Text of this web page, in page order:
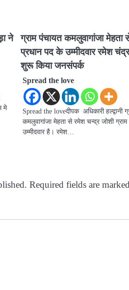
ने
मे
ग्राम पंचायत कमलुवागांजा मेहता
प्रधान पद के उम्मीदवार रमेश
शुरू किया जनसंपर्क
Spread the love
Spread the loveदीपक अधिकारी हल्द्वानी
कमलुवागांजा मेहता से रमेश चन्द्र जोशी
उम्मीदवार है। रमेश…
Required fields are marked